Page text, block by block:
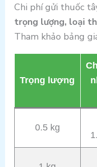
Chi phí gửi thuốc
trọng lượng, loại
Tham khảo bảng
Trọng lượng
0.5 kg